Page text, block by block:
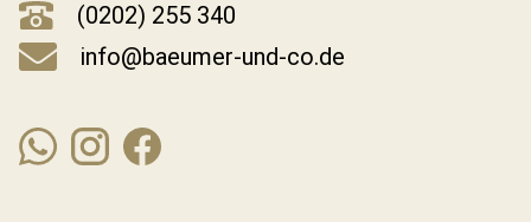
(0202) 255 340
info@baeumer-und-co.de